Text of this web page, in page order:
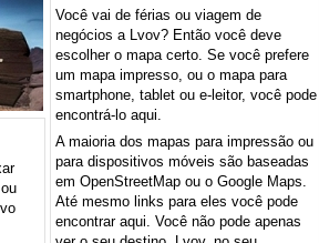
Você vai de férias ou viagem de
negócios a Lvov? Então você deve
escolher o mapa certo. Se você prefere
um mapa impresso, ou o mapa para
smartphone, tablet ou e-leitor, você pode
encontrá-lo aqui.
A maioria dos mapas para impressão ou
para dispositivos móveis são baseadas
em OpenStreetMap ou o Google Maps.
Até mesmo links para eles você pode
encontrar aqui. Você não pode apenas